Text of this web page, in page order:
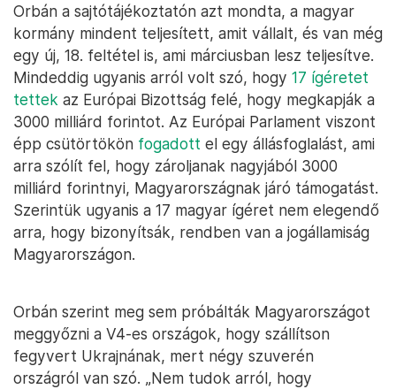
Orbán a sajtótájékoztatón azt mondta, a magyar
kormány mindent teljesített, amit vállalt, és van még
egy új, 18. feltétel is, ami márciusban lesz teljesítve.
Mindeddig ugyanis arról volt szó, hogy 17 ígéretet
tettek az Európai Bizottság felé, hogy megkapják a
3000 milliárd forintot. Az Európai Parlament viszont
épp csütörtökön fogadott el egy állásfoglalást, ami
arra szólít fel, hogy zároljanak nagyjából 3000
milliárd forintnyi, Magyarországnak járó támogatást.
Szerintük ugyanis a 17 magyar ígéret nem elegendő
arra, hogy bizonyítsák, rendben van a jogállamiság
Magyarországon.
Orbán szerint meg sem próbálták Magyarországot
meggyőzni a V4-es országok, hogy szállítson
fegyvert Ukrajnának, mert négy szuverén
országról van szó. „Nem tudok arról, hogy